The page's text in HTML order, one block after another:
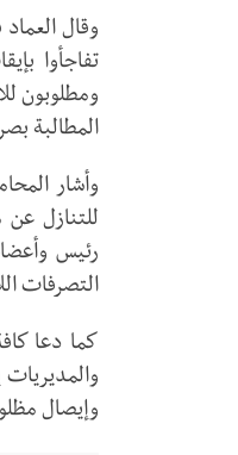
وقال
تفاجأوا
ومطلوبون
المطالبة
وأشار
للتنازل
رئيس
التصرفات
كما دعا
وإيصال